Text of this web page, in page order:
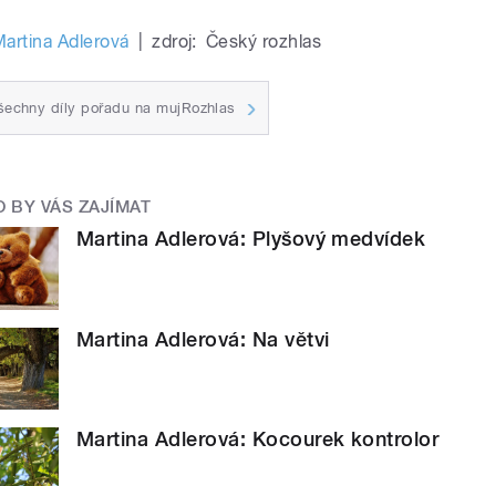
Adlerová zdroj: Český rozhlas
díly pořadu na mujRozhlas
BY VÁS ZAJÍMAT
Martina Adlerová: Plyšový medvídek
Martina Adlerová: Na větvi
Martina Adlerová: Kocourek kontrolor